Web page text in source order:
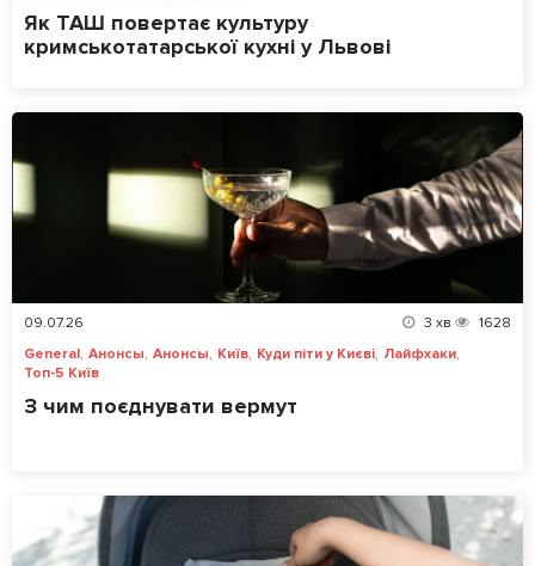
Як ТАШ повертає культуру
кримськотатарської кухні у Львові
09.07.26 3 хв
1628
General, Анонсы, Анонсы, Київ, Куди піти у Києві, Лайфхаки,
Топ-5 Київ
З чим поєднувати вермут